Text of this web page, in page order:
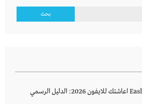
تحميل تطبيق Eashahtech اعاشتك للايفون 2026: الدليل الرسمي